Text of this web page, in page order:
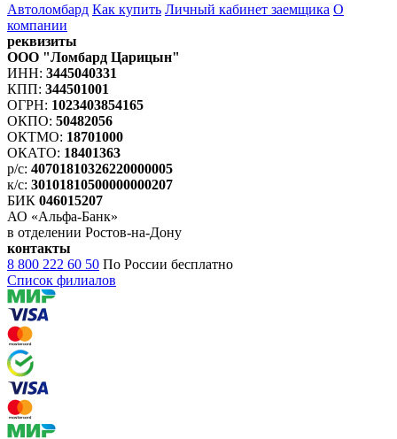
Автоломбард Как купить Личный кабинет заемщика О
компании
реквизиты
ООО "Ломбард Царицын"
ИНН: 3445040331
КПП: 344501001
ОГРН: 1023403854165
ОКПО: 50482056
ОКТМО: 18701000
ОКАТО: 18401363
р/с: 40701810326220000005
к/с: 30101810500000000207
БИК 046015207
АО «Альфа-Банк»
в отделении Ростов-на-Дону
контакты
8 800 222 60 50 По России бесплатно
Список филиалов